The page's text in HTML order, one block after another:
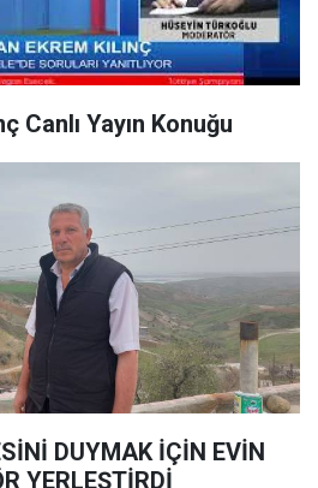
Başkan Ekrem Kılınç Canlı Yayın Konuğu
DUYMAK İÇİN EVİN
YERLEŞTİRDİ